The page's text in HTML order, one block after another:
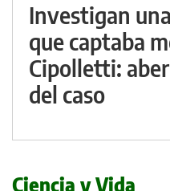
Investigan
que captaba
Cipolletti:
del caso
Ciencia y Vida